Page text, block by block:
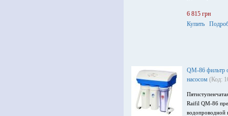
6 815 грн
Купить
QM-86 фильтр
насосом (Код:
Raifil QM-86
водопроводной